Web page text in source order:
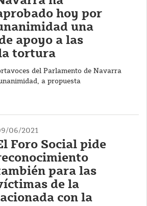
hoy por
una
apoyo a las
tortura
del Parlamento de Navarra
a propuesta
06/2021
Foro Social pide
para las
de la
con la